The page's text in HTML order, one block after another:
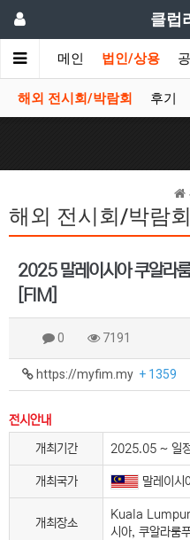
클럽
메인 법인/상용
해외 전시회/박람회 후기
해외 전시회/박람회
2025 말레이시아 쿠알라
[FIM]
0 7191
https://myfim.my + 1359
전시안내
개최기간
2025.05 ~ 일
개최국가 말레이시
개최장소
Kuala
시아, 쿠알라룸